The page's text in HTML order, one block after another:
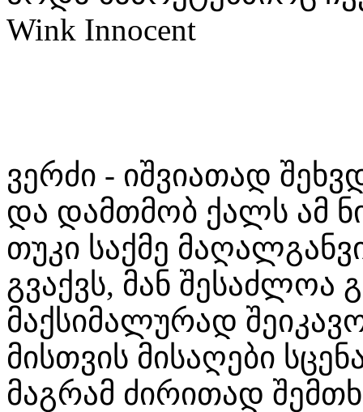
Wink Innocent
ვერძი - იშვიათად
და დამთმობ ქალს ამ
თუკი საქმე
გვაქვს, მან
მაქსიმალურად
მისთვის მისაღები
მაგრამ ძირითად